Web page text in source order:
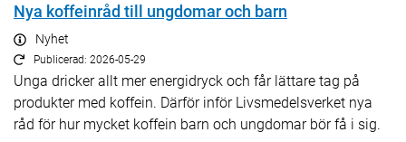
Nya koffeinråd till ungdomar och barn
Nyhet
Publicerad: 2026-05-29
Unga dricker allt mer energidryck och får lättare tag på
produkter med koffein. Därför inför Livsmedelsverket nya
råd för hur mycket koffein barn och ungdomar bör få i sig.